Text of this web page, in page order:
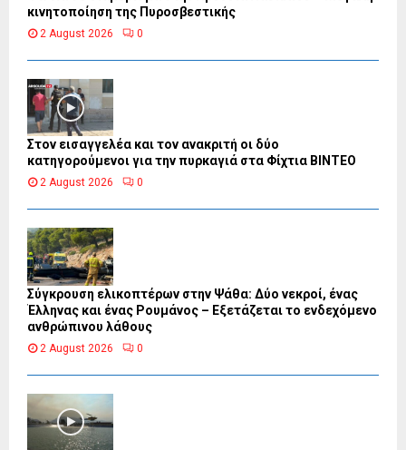
κινητοποίηση της Πυροσβεστικής
2 August 2026 0
Στον εισαγγελέα και τον ανακριτή οι δύο
κατηγορούμενοι για την πυρκαγιά στα Φίχτια ΒΙΝΤΕΟ
2 August 2026 0
Σύγκρουση ελικοπτέρων στην Ψάθα: Δύο νεκροί, ένας
Έλληνας και ένας Ρουμάνος – Εξετάζεται το ενδεχόμενο
ανθρώπινου λάθους
2 August 2026 0